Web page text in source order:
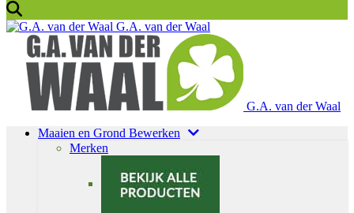
G.A. van der Waal
G.A. van der Waal
Maaien en Grond Bewerken
Merken